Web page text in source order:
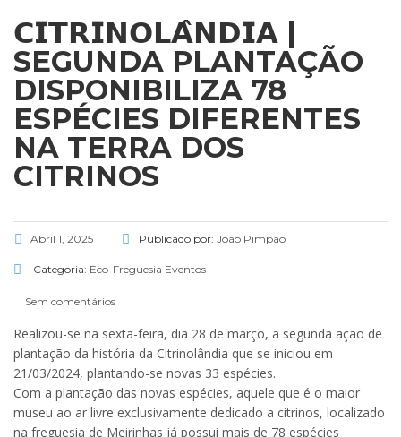
𝗖𝗜𝗧𝗥𝗜𝗡𝗢𝗟𝗔̂𝗡𝗗𝗜𝗔 |
SEGUNDA PLANTAÇÃO
DISPONIBILIZA 78
ESPÉCIES DIFERENTES
NA TERRA DOS
CITRINOS
Abril 1, 2025 Publicado por: João Pimpão
Categoria: Eco-Freguesia Eventos
Sem comentários
Realizou-se na sexta-feira, dia 28 de março, a segunda ação de
plantação da história da Citrinolândia que se iniciou em
21/03/2024, plantando-se novas 33 espécies.
Com a plantação das novas espécies, aquele que é o maior
museu ao ar livre exclusivamente dedicado a citrinos, localizado
na freguesia de Meirinhas já possui mais de 78 espécies